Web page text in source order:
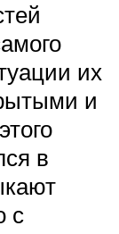
их
и
в
с